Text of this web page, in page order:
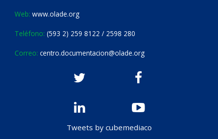
Web: www.olade.org
Teléfono: (593 2) 259 8122 / 2598 280
Correo: centro.documentacion@olade.org
Tweets by cubemediaco